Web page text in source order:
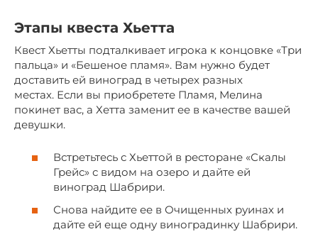
Этапы квеста Хьетта
Квест Хьетты подталкивает игрока к концовке «Три
пальца» и «Бешеное пламя». Вам нужно будет
доставить ей виноград в четырех разных
местах. Если вы приобретете Пламя, Мелина
покинет вас, а Хетта заменит ее в качестве вашей
девушки.
Встретьтесь с Хьеттой в ресторане «Скалы
Грейс» с видом на озеро и дайте ей
виноград Шабрири.
Снова найдите ее в Очищенных руинах и
дайте ей еще одну виноградинку Шабрири.